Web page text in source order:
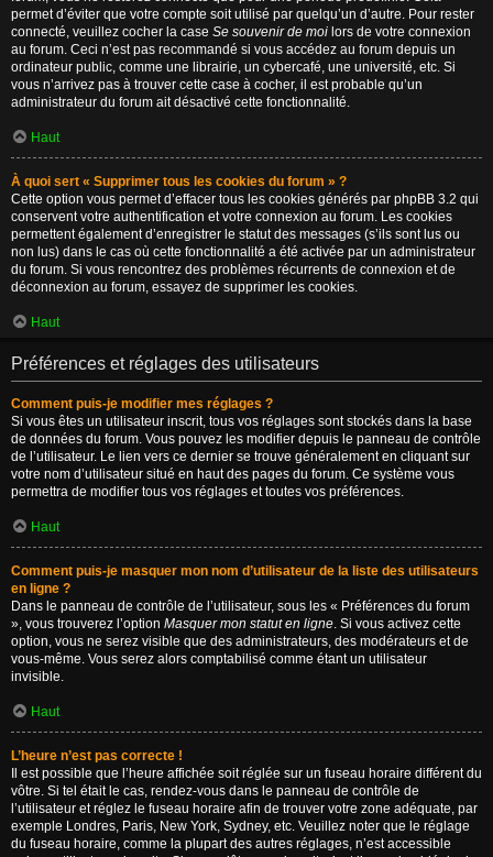
permet d’éviter que votre compte soit utilisé par quelqu’un d’autre. Pour rester
connecté, veuillez cocher la case Se souvenir de moi lors de votre connexion
au forum. Ceci n’est pas recommandé si vous accédez au forum depuis un
ordinateur public, comme une librairie, un cybercafé, une université, etc. Si
vous n’arrivez pas à trouver cette case à cocher, il est probable qu’un
administrateur du forum ait désactivé cette fonctionnalité.
Haut
À quoi sert « Supprimer tous les cookies du forum » ?
Cette option vous permet d’effacer tous les cookies générés par phpBB 3.2 qui
conservent votre authentification et votre connexion au forum. Les cookies
permettent également d’enregistrer le statut des messages (s’ils sont lus ou
non lus) dans le cas où cette fonctionnalité a été activée par un administrateur
du forum. Si vous rencontrez des problèmes récurrents de connexion et de
déconnexion au forum, essayez de supprimer les cookies.
Haut
Préférences et réglages des utilisateurs
Comment puis-je modifier mes réglages ?
Si vous êtes un utilisateur inscrit, tous vos réglages sont stockés dans la base
de données du forum. Vous pouvez les modifier depuis le panneau de contrôle
de l’utilisateur. Le lien vers ce dernier se trouve généralement en cliquant sur
votre nom d’utilisateur situé en haut des pages du forum. Ce système vous
permettra de modifier tous vos réglages et toutes vos préférences.
Haut
Comment puis-je masquer mon nom d’utilisateur de la liste des utilisateurs
en ligne ?
Dans le panneau de contrôle de l’utilisateur, sous les « Préférences du forum
», vous trouverez l’option Masquer mon statut en ligne. Si vous activez cette
option, vous ne serez visible que des administrateurs, des modérateurs et de
vous-même. Vous serez alors comptabilisé comme étant un utilisateur
invisible.
Haut
L’heure n’est pas correcte !
Il est possible que l’heure affichée soit réglée sur un fuseau horaire différent du
vôtre. Si tel était le cas, rendez-vous dans le panneau de contrôle de
l’utilisateur et réglez le fuseau horaire afin de trouver votre zone adéquate, par
exemple Londres, Paris, New York, Sydney, etc. Veuillez noter que le réglage
du fuseau horaire, comme la plupart des autres réglages, n’est accessible